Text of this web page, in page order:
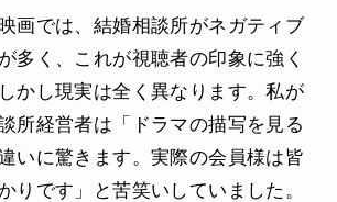
画では、結婚相談所がネガティブ
多く、これが視聴者の印象に強く
かし現実は全く異なります。私が
所経営者は「ドラマの描写を見る
いに驚きます。実際の会員様は皆
りです」と苦笑いしていました。